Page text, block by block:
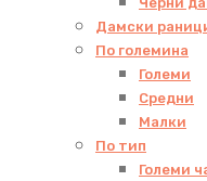
Дамски
По големина
Големи
Средни
Малки
По тип
Големи